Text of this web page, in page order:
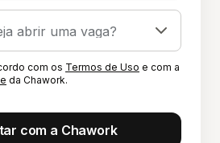
com os Termos de Uso e com a
da Chawork.
com a Chawork